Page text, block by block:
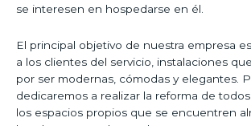
se interesen en hospedarse en él.
El principal objetivo de nuestra empresa
a los clientes del servicio, instalaciones
por ser modernas, cómodas y elegantes.
dedicaremos a realizar la reforma de
los espacios propios que se encuentren